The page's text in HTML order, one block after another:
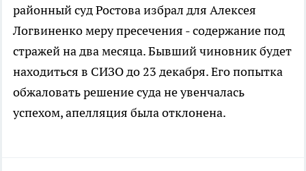
районный суд Ростова избрал для Алексея
Логвиненко меру пресечения - содержание под
стражей на два месяца. Бывший чиновник будет
находиться в СИЗО до 23 декабря. Его попытка
обжаловать решение суда не увенчалась
успехом, апелляция была отклонена.